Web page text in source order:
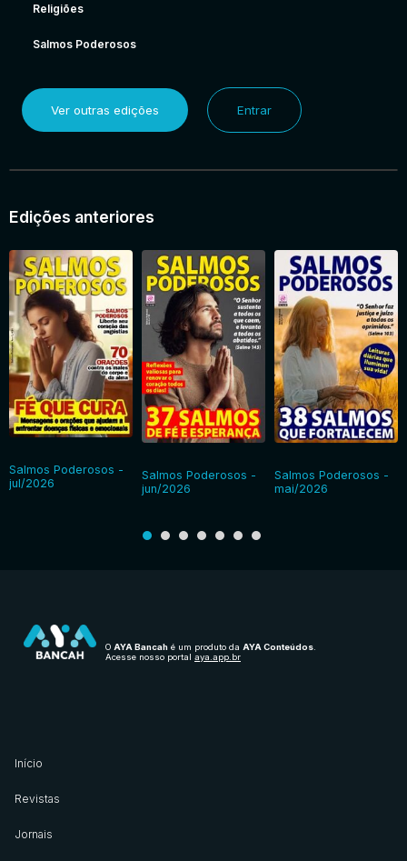
Religiões
Salmos Poderosos
Ver outras edições Entrar
Edições anteriores
Salmos Poderosos -
jul/2026
Salmos Poderosos -
jun/2026
Salmos Poderosos -
mai/2026
O AYA Bancah é um produto da AYA Conteúdos
Acesse nosso portal aya.app.br
Início
Revistas
Jornais